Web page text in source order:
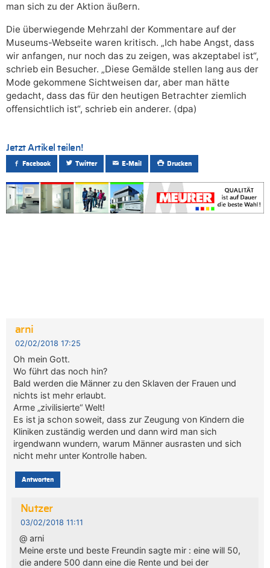
man sich zu der Aktion äußern.
Die überwiegende Mehrzahl der Kommentare auf der
Museums-Webseite waren kritisch. „Ich habe Angst, dass
wir anfangen, nur noch das zu zeigen, was akzeptabel ist“,
schrieb ein Besucher. „Diese Gemälde stellen lang aus der
Mode gekommene Sichtweisen dar, aber man hätte
gedacht, dass das für den heutigen Betrachter ziemlich
offensichtlich ist“, schrieb ein anderer. (dpa)
Jetzt Artikel teilen!
Facebook Twitter E-Mail Drucken
arni
02/02/2018 17:25
Oh mein Gott.
Wo führt das noch hin?
Bald werden die Männer zu den Sklaven der Frauen und
nichts ist mehr erlaubt.
Arme „zivilisierte“ Welt!
Es ist ja schon soweit, dass zur Zeugung von Kindern die
Kliniken zuständig werden und dann wird man sich
irgendwann wundern, warum Männer ausrasten und sich
nicht mehr unter Kontrolle haben.
Antworten
Nutzer
03/02/2018 11:11
@ arni
Meine erste und beste Freundin sagte mir : eine will 50,
die andere 500 dann eine die Rente und bei der